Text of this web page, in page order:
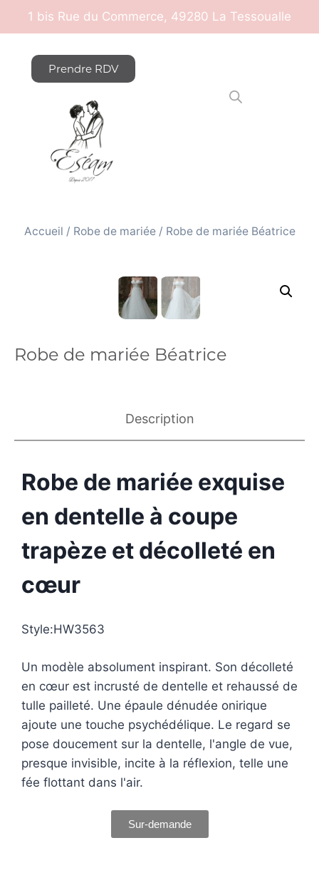
1 bis Rue du Commerce, 49280 La Tessoualle
Prendre RDV
Accueil / Robe de mariée/ Robe de mariée Béatrice
Robe de mariée Béatrice
Description
Robe de mariée exquise
en dentelle à coupe
trapèze et décolleté en
cœur
Style:HW3563
Un modèle absolument inspirant. Son décolleté
en cœur est incrusté de dentelle et rehaussé de
tulle pailleté. Une épaule dénudée onirique
ajoute une touche psychédélique. Le regard se
pose doucement sur la dentelle, l'angle de vue,
presque invisible, incite à la réflexion, telle une
fée flottant dans l'air.
Sur-demande